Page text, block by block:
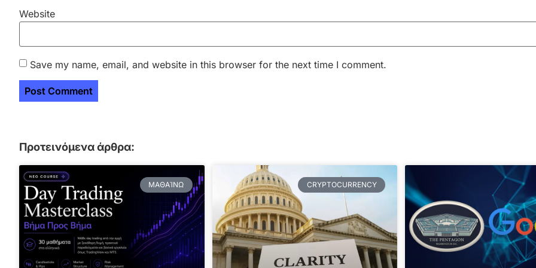
Website
Save my name, email, and website in this browser for the next time I comment.
Προτεινόμενα άρθρα:
ΜΑΘΑΊΝΩ CRYPTOCURRENCY